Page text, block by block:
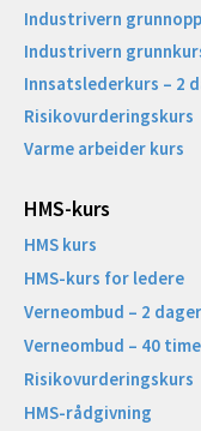
Industrivern
Industrivern
Innsatslederkurs – 2
Risikovurderingskurs
Varme arbeider kurs
HMS-kurs
HMS kurs
HMS-kurs for ledere
Verneombud – 2
Verneombud – 40
Risikovurderingskurs
HMS-rådgivning